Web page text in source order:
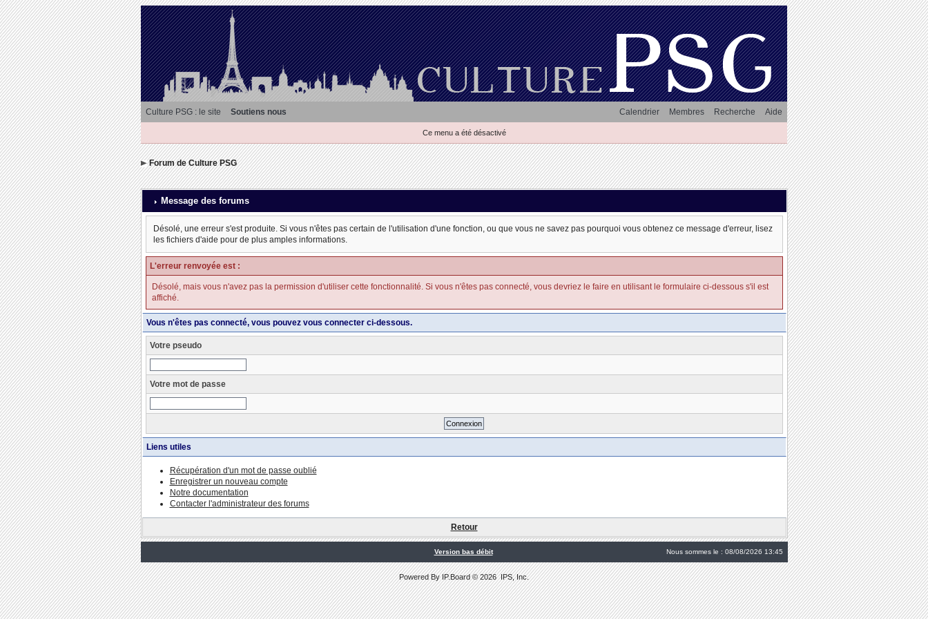
Culture PSG : le site Soutiens nous Aide
Recherche
Membres
Calendrier
Ce menu a été désactivé
Forum de Culture PSG
Message des forums
Désolé, une erreur s'est produite. Si vous n'êtes pas certain de l'utilisation d'une fonction, ou que vous ne savez pas pourquoi vous obtenez ce message d'erreur, lisez
les fichiers d'aide pour de plus amples informations.
L'erreur renvoyée est :
Désolé, mais vous n'avez pas la permission d'utiliser cette fonctionnalité. Si vous n'êtes pas connecté, vous devriez le faire en utilisant le formulaire ci-dessous s'il est
affiché.
Vous n'êtes pas connecté, vous pouvez vous connecter ci-dessous.
Votre pseudo
Votre mot de passe
Liens utiles
Récupération d'un mot de passe oublié
Enregistrer un nouveau compte
Notre documentation
Contacter l'administrateur des forums
Retour
Version bas débit Nous sommes le : 08/08/2026 13:45
Powered ByIP.Board© 2026IPS, Inc.